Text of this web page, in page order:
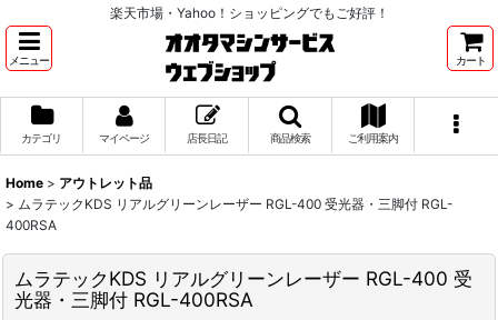
楽天市場・Yahoo！ショッピングでもご好評！
メニュー カート
カテゴリ マイページ 店長日記 商品検索 ご利用案内
Home > アウトレット品
> ムラテックKDS リアルグリーンレーザー RGL-400 受光器・三脚付 RGL-
400RSA
ムラテックKDS リアルグリーンレーザー RGL-400 受
光器・三脚付 RGL-400RSA